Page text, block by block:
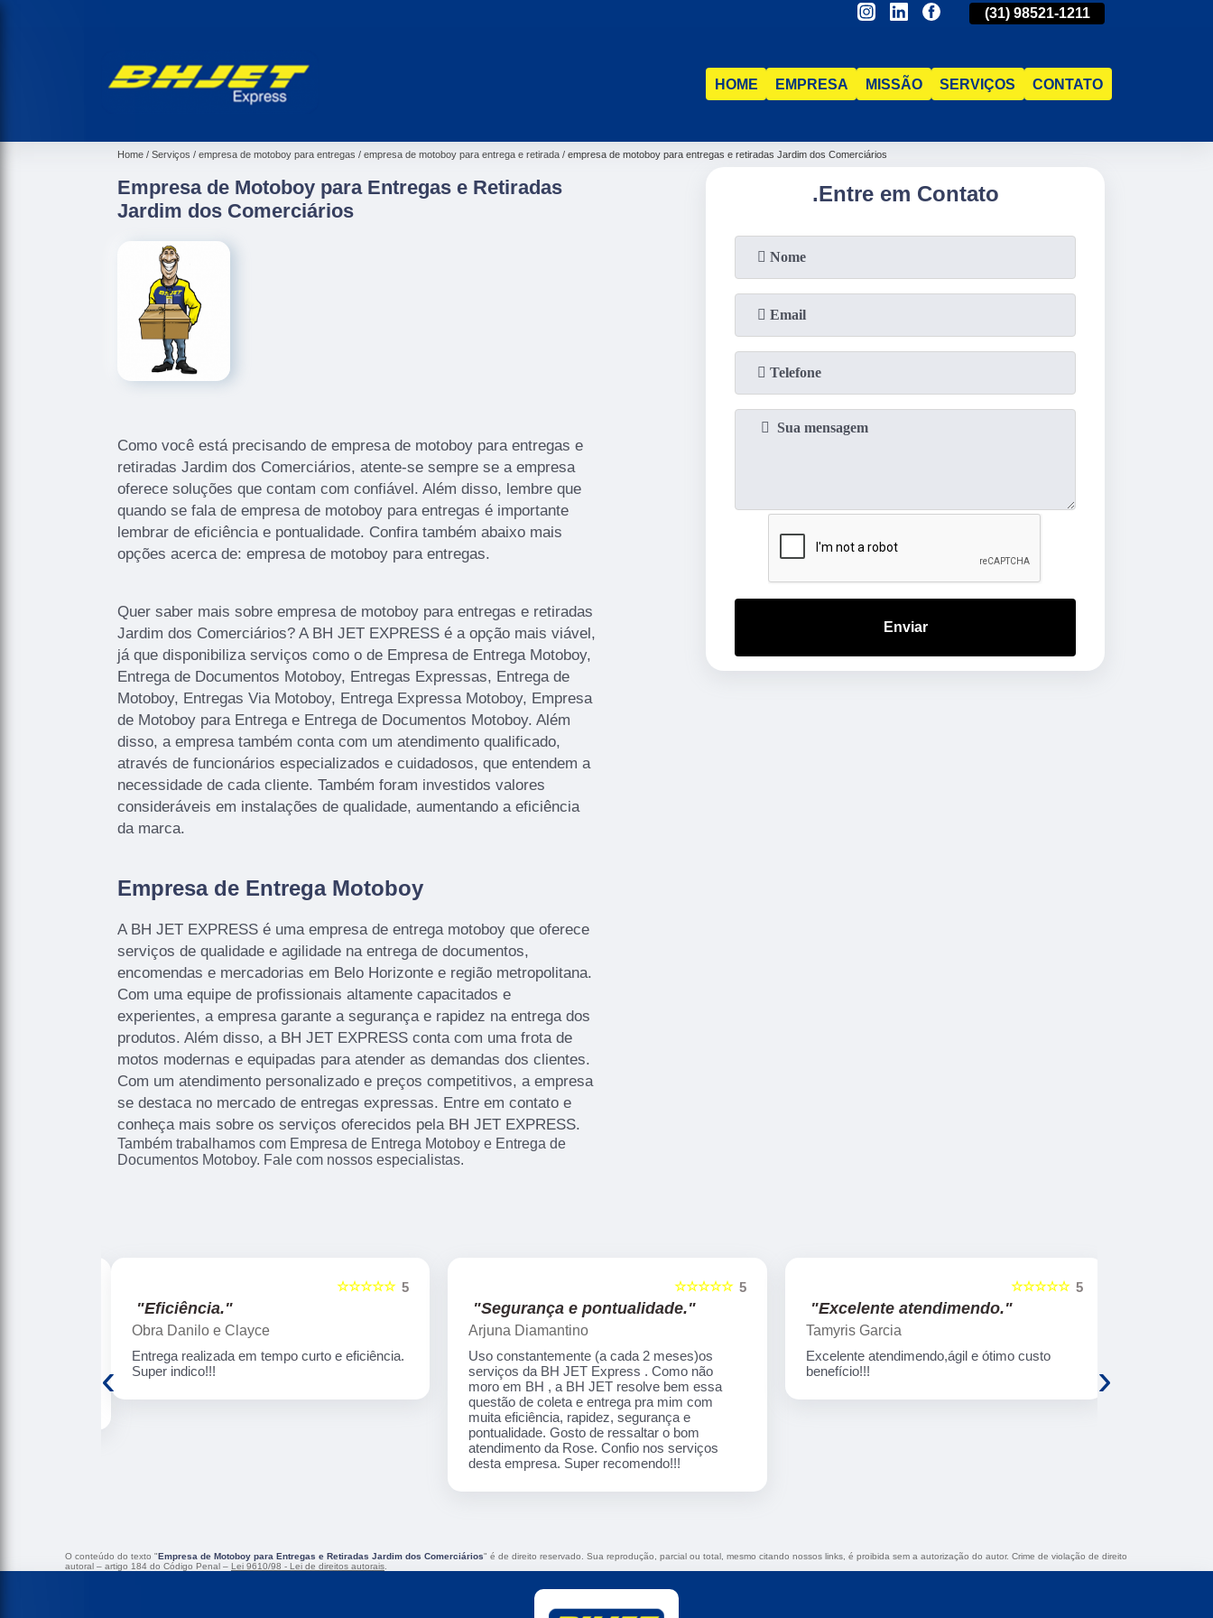
2515-5031 (31) 98521-1211
HOME EMPRESA MISSÃO SERVIÇOS CONTATO
Home Serviços empresa de motoboy para entregas empresa de motoboy para entrega e retirada empresa de motoboy para entregas e retiradas Jardim dos Comerciários
Empresa de Motoboy para Entregas e Retiradas
Jardim dos Comerciários
Como você está precisando de empresa de motoboy para entregas e
retiradas Jardim dos Comerciários, atente-se sempre se a empresa
oferece soluções que contam com confiável. Além disso, lembre que
quando se fala de empresa de motoboy para entregas é importante
lembrar de eficiência e pontualidade. Confira também abaixo mais
opções acerca de: empresa de motoboy para entregas.
Quer saber mais sobre empresa de motoboy para entregas e retiradas
Jardim dos Comerciários? A BH JET EXPRESS é a opção mais viável,
já que disponibiliza serviços como o de Empresa de Entrega Motoboy,
Entrega de Documentos Motoboy, Entregas Expressas, Entrega de
Motoboy, Entregas Via Motoboy, Entrega Expressa Motoboy, Empresa
de Motoboy para Entrega e Entrega de Documentos Motoboy. Além
disso, a empresa também conta com um atendimento qualificado,
através de funcionários especializados e cuidadosos, que entendem a
necessidade de cada cliente. Também foram investidos valores
consideráveis em instalações de qualidade, aumentando a eficiência
da marca.
Empresa de Entrega Motoboy
A BH JET EXPRESS é uma empresa de entrega motoboy que oferece
serviços de qualidade e agilidade na entrega de documentos,
encomendas e mercadorias em Belo Horizonte e região metropolitana.
Com uma equipe de profissionais altamente capacitados e
experientes, a empresa garante a segurança e rapidez na entrega dos
produtos. Além disso, a BH JET EXPRESS conta com uma frota de
motos modernas e equipadas para atender as demandas dos clientes.
Com um atendimento personalizado e preços competitivos, a empresa
se destaca no mercado de entregas expressas. Entre em contato e
conheça mais sobre os serviços oferecidos pela BH JET EXPRESS.
Também trabalhamos com Empresa de Entrega Motoboy e Entrega de
Documentos Motoboy. Fale com nossos especialistas.
.Entre em Contato
Enviar
5
☆☆☆☆☆
"Segurança e pontualidade."
Arjuna Diamantino
Uso constantemente (a cada 2 meses)os
serviços da BH JET Express . Como não
questão de coleta e entrega pra mim com
5
☆☆☆☆☆
"Excelente atendimendo."
Tamyris Garcia
Excelente atendimendo,ágil e ótimo custo
benefício!!!
5
☆☆☆☆☆
"Excelente empresa."
Wagner Silva
Excelente empresa, ótimos profissionais.
Sempre que precisamos sabemos onde
Bike Store.
‹ ›
O conteúdo do texto "Empresa de Motoboy para Entregas e Retiradas Jardim dos Comerciários" é de direito reservado. Sua reprodução, parcial ou total, mesmo citando nossos links, é proibida sem a autorização do autor. Crime de violação de direito
autoral – artigo 184 do Código Penal – Lei 9610/98 - Lei de direitos autorais